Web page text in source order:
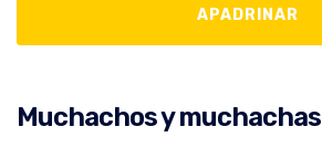
Muchachos y muchachas